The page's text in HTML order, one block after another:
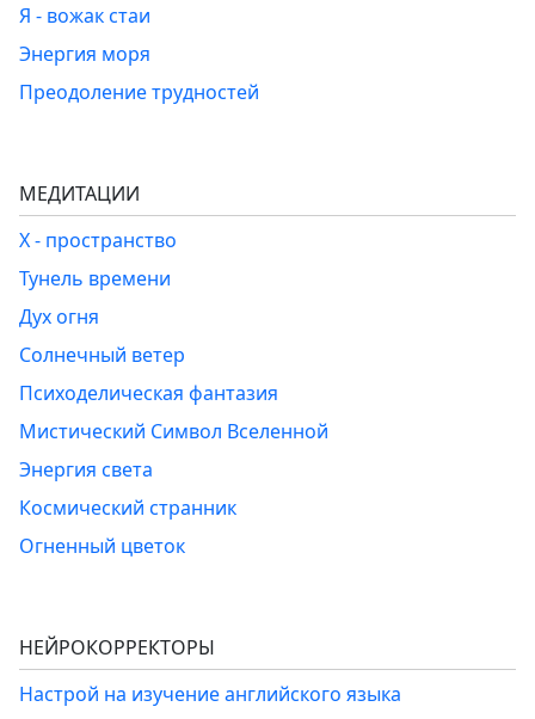
Я - вожак стаи
Энергия моря
Преодоление трудностей
МЕДИТАЦИИ
Х - пространство
Тунель времени
Дух огня
Солнечный ветер
Психоделическая фантазия
Мистический Символ Вселенной
Энергия света
Космический странник
Огненный цветок
НЕЙРОКОРРЕКТОРЫ
Настрой на изучение английского языка